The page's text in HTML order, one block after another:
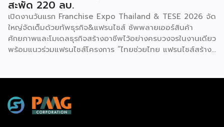
สะพัด 220 ลบ.
เปิดงานวันแรก Franchise Expo Thailand & TESE 2026 จัด
ใหญ่จัดเต็มด้วยทัพธุรกิจ&แฟรนไชส์ ซัพพลายเออร์สินค้า
ศักยภาพและโมเดลธุรกิจสร้างอาชีพไว้อย่างครบวงจรในงานเดียว
พร้อมแนวร่วมแฟรนไชส์โครงการ “ไทยช่วยไทย แฟรนไชส์สร้าง
ความรู้โดยผู้ทรงคุณวุฒิคับคั่ง และกิจกรรมเจรจาจับคู่ธุรกิจทั้งใน
และต่างประเทศ งานจัดต่อเนื่องระหว่างวันที่ 6-9 สิงหาคมนี้ ที่